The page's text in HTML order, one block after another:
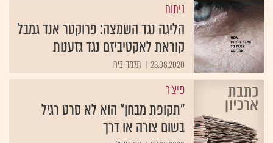
ניתוח
הליגה נגד השמצה: פרוקטר אנד גמבל
קוראת לאקטיביזם נגד גזענות
23.08.2020 תלמה בירו
פיצ'ר
"תקופת מבחן" הוא לא סרט רגיל
בשום צורה או דרך